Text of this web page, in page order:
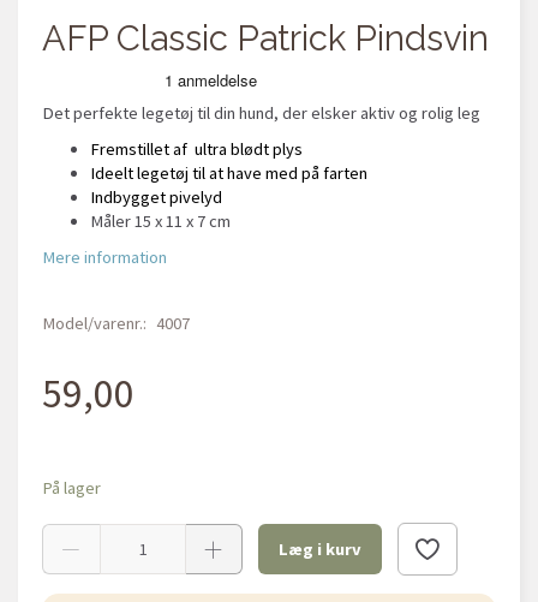
AFP Classic Patrick Pindsvin
Det perfekte legetøj til din hund, der elsker aktiv og rolig leg
Fremstillet af ultra blødt plys
Ideelt legetøj til at have med på farten
Indbygget pivelyd
Måler 15 x 11 x 7 cm
Mere information
Model/varenr.: 4007
59,00
På lager
Læg i kurv